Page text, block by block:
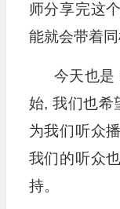
师分享完这
能就会带着
今天也是
始, 我们也希
为我们听众
我们的听众
持。